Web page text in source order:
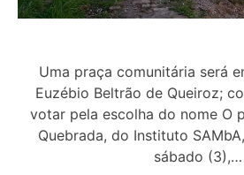
Uma praça comunitária será
Euzébio Beltrão de Queiroz;
votar pela escolha do nome O
Quebrada, do Instituto
sábado (3),…